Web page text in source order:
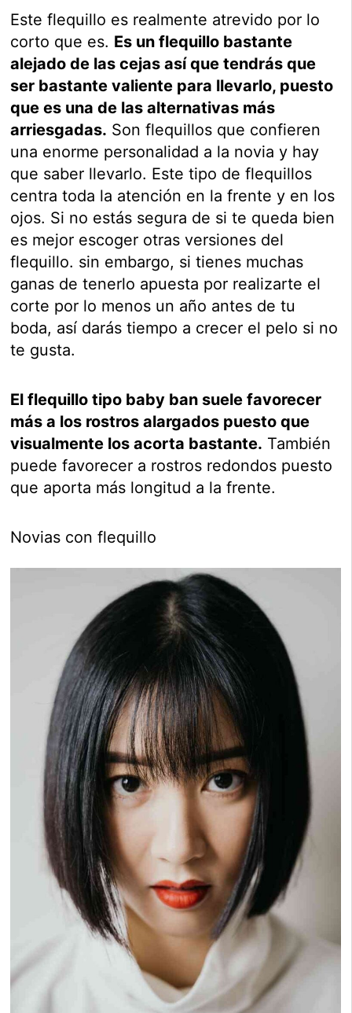
Este flequillo es realmente atrevido por lo
corto que es. Es un flequillo bastante
alejado de las cejas así que tendrás que
ser bastante valiente para llevarlo, puesto
que es una de las alternativas más
arriesgadas. Son flequillos que confieren
una enorme personalidad a la novia y hay
que saber llevarlo. Este tipo de flequillos
centra toda la atención en la frente y en los
ojos. Si no estás segura de si te queda bien
es mejor escoger otras versiones del
flequillo. sin embargo, si tienes muchas
ganas de tenerlo apuesta por realizarte el
corte por lo menos un año antes de tu
boda, así darás tiempo a crecer el pelo si no
te gusta.
El flequillo tipo baby ban suele favorecer
más a los rostros alargados puesto que
visualmente los acorta bastante. También
puede favorecer a rostros redondos puesto
que aporta más longitud a la frente.
Novias con flequillo